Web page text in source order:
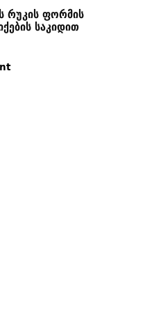
რუკის ფორმის
საკიდით